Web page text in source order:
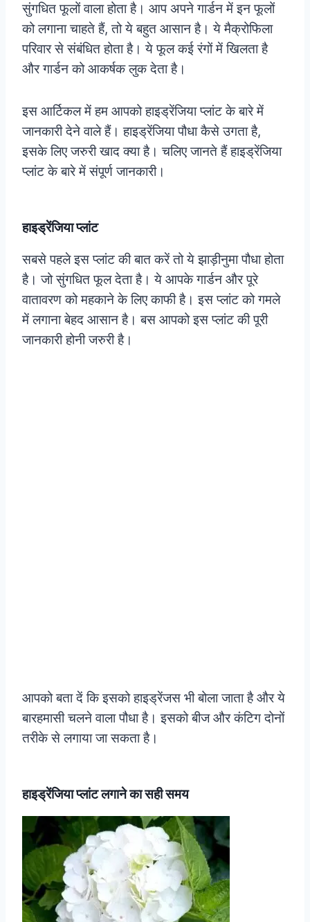
सुंगधित फूलों वाला होता है। आप अपने गार्डन में इन फूलों
को लगाना चाहते हैं, तो ये बहुत आसान है। ये मैक्रोफिला
परिवार से संबंधित होता है। ये फूल कई रंगों में खिलता है
और गार्डन को आकर्षक लुक देता है।
इस आर्टिकल में हम आपको हाइड्रेंजिया प्लांट के बारे में
जानकारी देने वाले हैं। हाइड्रेंजिया पौधा कैसे उगता है,
इसके लिए जरुरी खाद क्या है। चलिए जानते हैं हाइड्रेंजिया
प्लांट के बारे में संपूर्ण जानकारी।
हाइड्रेंजिया प्लांट
सबसे पहले इस प्लांट की बात करें तो ये झाड़ीनुमा पौधा होता
है। जो सुंगधित फूल देता है। ये आपके गार्डन और पूरे
वातावरण को महकाने के लिए काफी है। इस प्लांट को गमले
में लगाना बेहद आसान है। बस आपको इस प्लांट की पूरी
जानकारी होनी जरुरी है।
आपको बता दें कि इसको हाइड्रेंजस भी बोला जाता है और ये
बारहमासी चलने वाला पौधा है। इसको बीज और कंटिग दोनों
तरीके से लगाया जा सकता है।
हाइड्रेंजिया प्लांट लगाने का सही समय